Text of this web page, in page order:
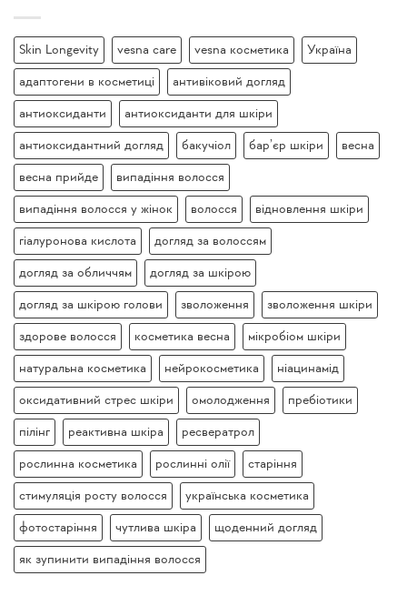
Skin Longevity vesna care vesna косметика Україна
адаптогени в косметиці антивіковий догляд
антиоксиданти антиоксиданти для шкіри
антиоксидантний догляд бакучіол бар’єр шкіри весна
весна прийде випадіння волосся
випадіння волосся у жінок волосся відновлення шкіри
гіалуронова кислота догляд за волоссям
догляд за обличчям догляд за шкірою
догляд за шкірою голови зволоження зволоження шкіри
здорове волосся косметика весна мікробіом шкіри
натуральна косметика нейрокосметика ніацинамід
оксидативний стрес шкіри омолодження пребіотики
пілінг реактивна шкіра ресвератрол
рослинна косметика рослинні олії старіння
стимуляція росту волосся українська косметика
фотостаріння чутлива шкіра щоденний догляд
як зупинити випадіння волосся